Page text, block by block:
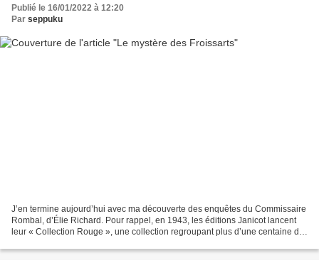
Publié le 16/01/2022 à 12:20
Par seppuku
J’en termine aujourd’hui avec ma découverte des enquêtes du Commissaire
Rombal, d’Élie Richard. Pour rappel, en 1943, les éditions Janicot lancent
leur « Collection Rouge », une collection regroupant plus d’une centaine de